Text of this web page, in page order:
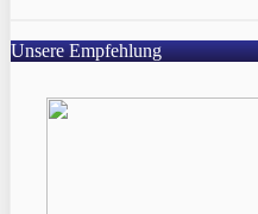
Unsere Empfehlung